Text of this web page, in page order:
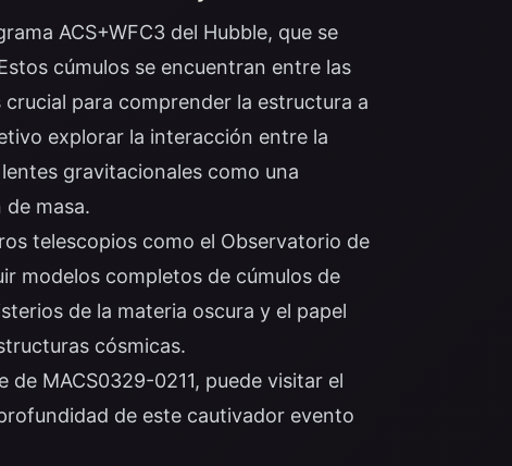
ACS+WFC3 del Hubble, que se
cúmulos se encuentran entre las
para comprender la estructura a
explorar la interacción entre la
gravitacionales como una
masa.
telescopios como el Observatorio de
modelos completos de cúmulos de
de la materia oscura y el papel
cósmicas.
MACS0329-0211, puede visitar el
de este cautivador evento